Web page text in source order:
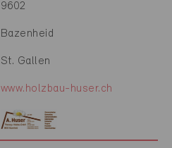
9602
Bazenheid
St. Gallen
www.holzbau-huser.ch